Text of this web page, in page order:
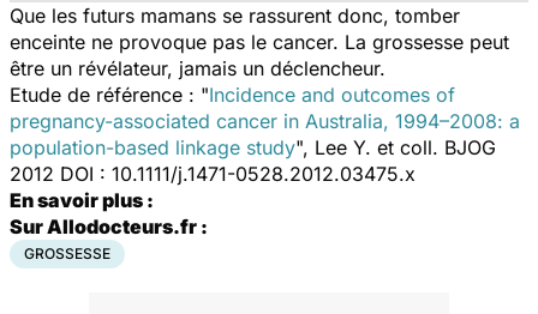
Que les futurs mamans se rassurent donc, tomber
enceinte ne provoque pas le cancer. La grossesse peut
être un révélateur, jamais un déclencheur.
Etude de référence : "Incidence and outcomes of
pregnancy-associated cancer in Australia, 1994–2008: a
population-based linkage study", Lee Y. et coll. BJOG
2012 DOI : 10.1111/j.1471-0528.2012.03475.x
En savoir plus :
Sur Allodocteurs.fr :
GROSSESSE